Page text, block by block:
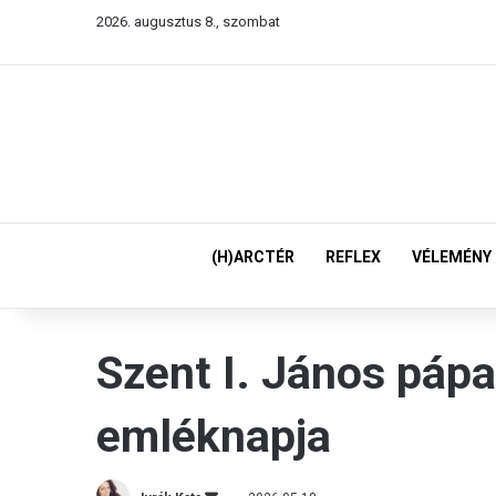
2026. augusztus 8., szombat
(H)ARCTÉR REFLEX VÉLEMÉNY
Szent I. János
emléknapja